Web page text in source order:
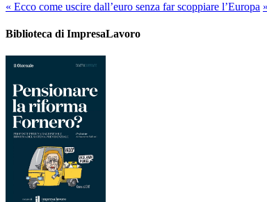
« Ecco come uscire dall’euro senza far scoppiare l’Europa »
Biblioteca di ImpresaLavoro